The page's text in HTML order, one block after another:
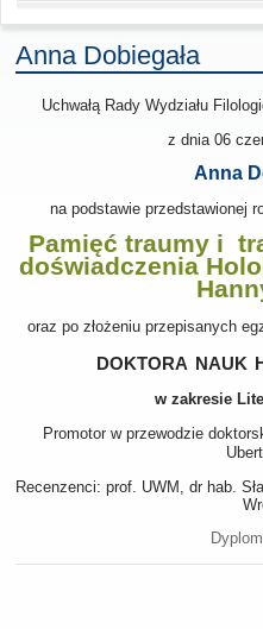
Anna Dobiegała
Uchwałą Rady Wydziału
z dnia 06
Anna
na podstawie przedstawionej
Pamięć traumy i
doświadczenia
oraz po złożeniu przepisanych
doktora nauk
w zakresie
Promotor w przewodzie
Recenzenci: prof. UWM, dr hab.